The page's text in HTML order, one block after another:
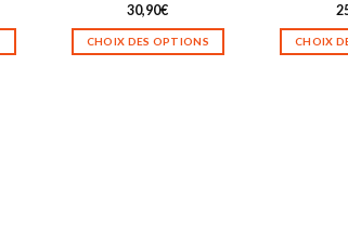
30,90€
CHOIX DES OPTIONS CHOIX